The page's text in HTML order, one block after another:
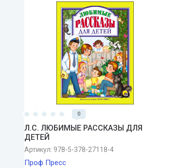
0
Л.С. ЛЮБИМЫЕ РАССКАЗЫ ДЛЯ
ДЕТЕЙ
Артикул: 978-5-378-27118-4
Проф Пресс